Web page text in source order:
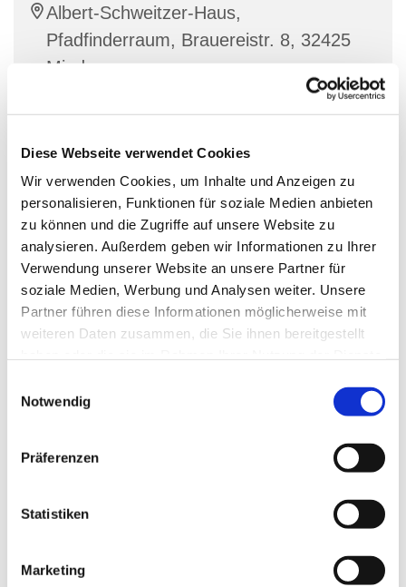
Diese Webseite verwendet Cookies
Wir verwenden Cookies, um Inhalte und Anzeigen zu
personalisieren, Funktionen für soziale Medien anbieten
zu können und die Zugriffe auf unsere Website zu
analysieren. Außerdem geben wir Informationen zu Ihrer
Verwendung unserer Website an unsere Partner für
soziale Medien, Werbung und Analysen weiter. Unsere
Partner führen diese Informationen möglicherweise mit
weiteren Daten zusammen, die Sie ihnen bereitgestellt
Notwendig
Präferenzen
Statistiken
Marketing
Albert-Schweitzer-Haus,
Pfadfinderraum, Brauereistr. 8, 32425
Minden
Dies könnte Sie auch